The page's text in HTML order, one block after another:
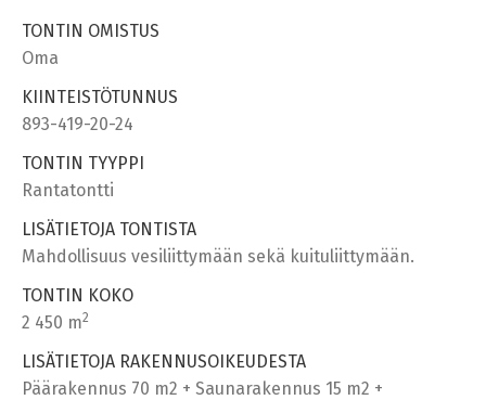
TONTIN OMISTUS
Oma
KIINTEISTÖTUNNUS
893-419-20-24
TONTIN TYYPPI
Rantatontti
LISÄTIETOJA TONTISTA
Mahdollisuus vesiliittymään sekä kuituliittymään.
TONTIN KOKO
2 450 m2
LISÄTIETOJA RAKENNUSOIKEUDESTA
Päärakennus 70 m2 + Saunarakennus 15 m2 +